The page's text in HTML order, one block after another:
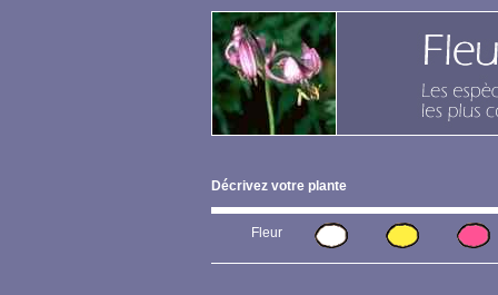
Décrivez votre plante
Fleur